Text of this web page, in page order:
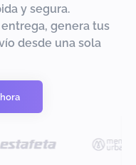
y segura.
genera tus
desde una sola